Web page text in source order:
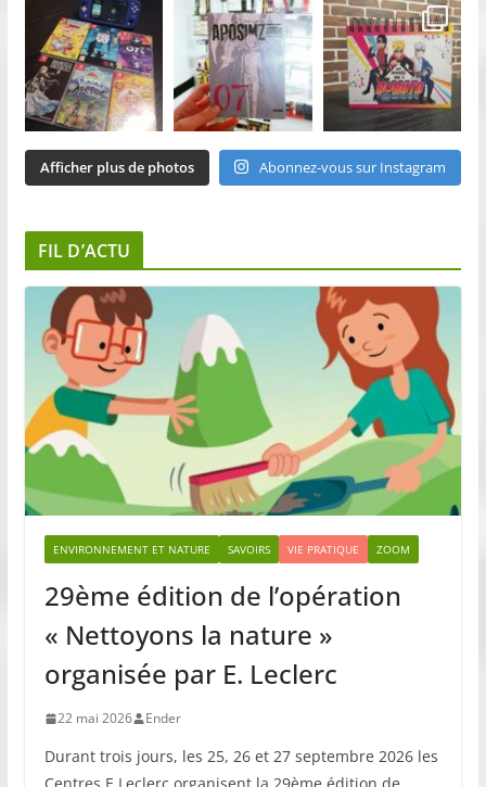
Afficher plus de photos Abonnez-vous sur Instagram
FIL D’ACTU
ENVIRONNEMENT ET NATURE SAVOIRS VIE PRATIQUE ZOOM
29ème édition de l’opération
« Nettoyons la nature »
organisée par E. Leclerc
22 mai 2026 Ender
Durant trois jours, les 25, 26 et 27 septembre 2026 les